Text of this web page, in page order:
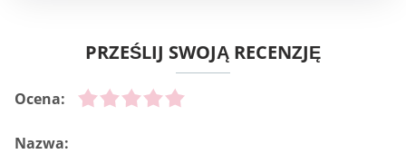
PRZEŚLIJ SWOJĄ RECENZJĘ
Ocena:
Nazwa: